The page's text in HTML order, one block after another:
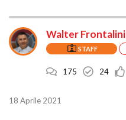
Walter Frontalini
STAFF
175 24
18 Aprile 2021